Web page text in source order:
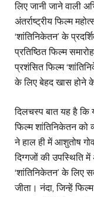
लिए जानी जाने वाली
अंतर्राष्ट्रीय फिल्म
‘शांतिनिकेतन’ के
प्रतिष्ठित फिल्म
प्रशंसित फिल्म
के लिए बेहद खास होने
दिलचस्प बात यह है कि
फिल्म शांतिनिकेतन को
ने हाल ही में आशुतोष
दिग्गजों की उपस्थिति में
‘शांतिनिकेतन’ के लिए
जीता। नंदा, जिन्हें